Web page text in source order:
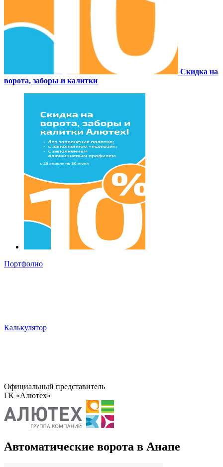
Скидка на
ворота, заборы и калитки
Портфолио
Калькулятор
Официальный представитель
ГК «Алютех»
Автоматические ворота в Анапе